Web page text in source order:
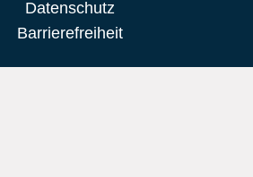
Datenschutz
Barrierefreiheit